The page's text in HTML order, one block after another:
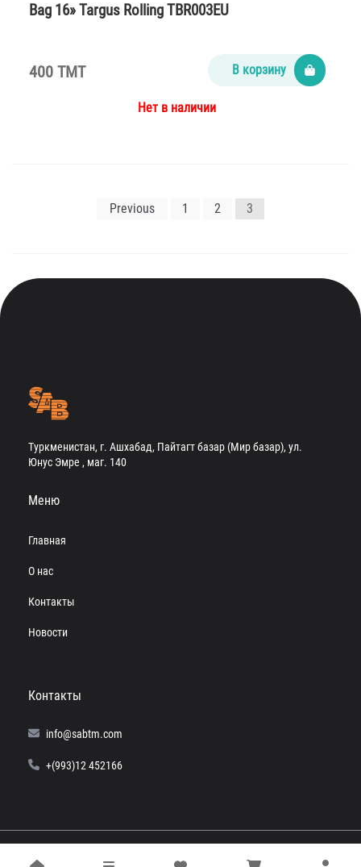
Bag 16» Targus Rolling TBR003EU
400 TMT В корзину
Нет в наличии
Previous 1 2 3
Туркменистан, г. Ашхабад, Пайтагт базар (Мир базар), ул.
Юнус Эмре , маг. 140
Меню
Главная
О нас
Контакты
Новости
Контакты
info@sabtm.com
+(993)12 452166
© 2024 SABTM. Все права защищены.